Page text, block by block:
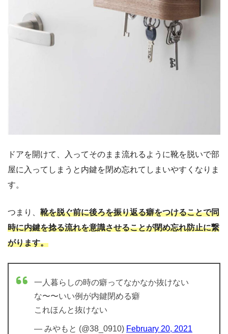
ドアを開けて、入ってそのまま流れるように靴を脱いで部
屋に入ってしまうと内鍵を閉め忘れてしまいやすくなりま
す。
つまり、 靴を脱ぐ前に後ろを振り返る癖をつけることで同
時に内鍵を捻る流れを意識させることが閉め忘れ防止に繋
がります。
一人暮らしの時の癖ってなかなか抜けない
な〜〜いい例が内鍵閉める癖
これほんと抜けない
— みやもと (@38_0910) February 20, 2021